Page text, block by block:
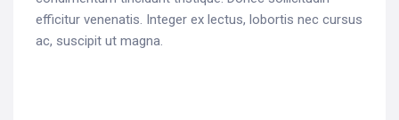
efficitur venenatis. Integer ex lectus, lobortis nec cursus
ac, suscipit ut magna.